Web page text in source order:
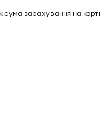
сума зарахування на